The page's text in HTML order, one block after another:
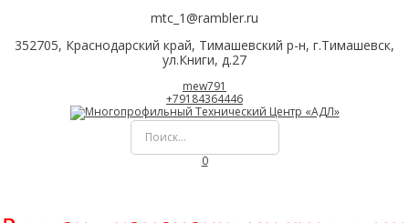
mtc_1@rambler.ru
352705, Краснодарский край, Тимашевский р-н, г.Тимашевск,
ул.Книги, д.27
mew791
+79184364446
0